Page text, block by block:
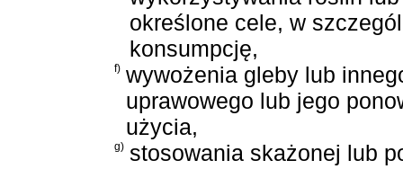
określone cele, w
konsumpcję,
f) wywożenia gleby lub
uprawowego lub jego
użycia,
g) stosowania skażonej lub